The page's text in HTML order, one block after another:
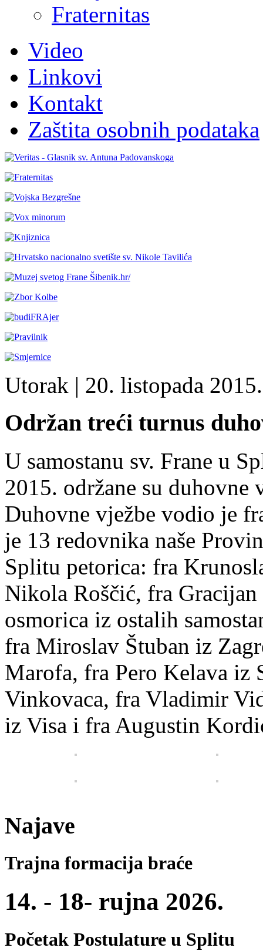
Fraternitas
Video
Linkovi
Kontakt
Zaštita osobnih podataka
Utorak | 20. listopada
Održan treći turnus
U samostanu sv. Frane u
2015. održane su duhovne
Duhovne vježbe vodio je
je 13 redovnika naše
Splitu petorica: fra
Nikola Roščić, fra
osmorica iz ostalih
fra Miroslav Štuban iz
Marofa, fra Pero Kelava
Vinkovaca, fra Vladimir
iz Visa i fra Augustin
Najave
Trajna formacija braće
14. - 18- rujna 2026.
Početak Postulature u Splitu